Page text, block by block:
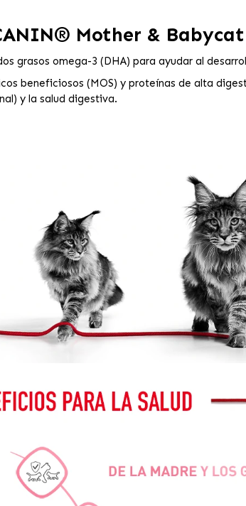
Mother & Babycat
grasos omega-3 (DHA) para ayudar al
beneficiosos (MOS) y proteínas de alta
y la salud digestiva.